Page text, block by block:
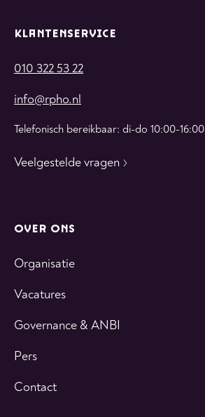
KLANTENSERVICE
010 322 53 22
info@rpho.nl
Telefonisch bereikbaar: di-do 10:00-16:00
Veelgestelde vragen
OVER ONS
Organisatie
Vacatures
Governance & ANBI
Pers
Contact